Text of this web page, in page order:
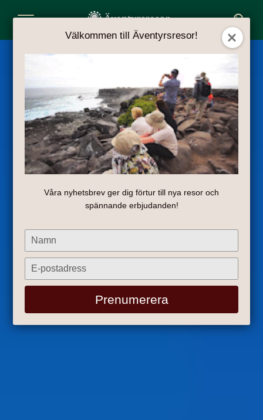
Välkommen till Äventyrsresor!
Våra nyhetsbrev ger dig förtur till nya resor och
spännande erbjudanden!
Type
name
Type
your
email
Prenumerera